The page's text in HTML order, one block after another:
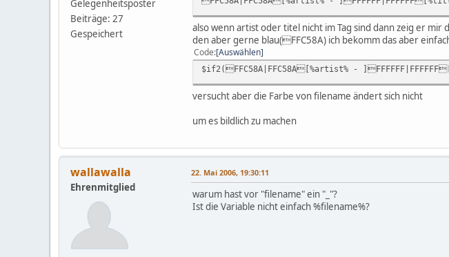
Gelegenheitsposter
Beiträge: 27
Gespeichert
also wenn artist oder titel nicht im Tag sind dann zeig er
den aber gerne blau(FFC58A) ich bekomm das aber
Code Auswählen
$if2(FFC58A|FFC58A[%artist% -
versucht aber die Farbe von filename ändert sich nicht
um es bildlich zu machen
wallawalla
Ehrenmitglied
22. Mai 2006, 19:30:11
warum hast vor "filename" ein "_"?
Ist die Variable nicht einfach %filename%?